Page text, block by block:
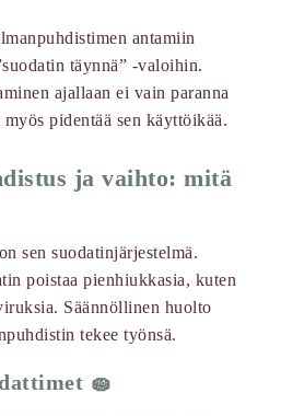
antamiin
täynnä” -valoihin.
ajallaan ei vain paranna
pidentää sen käyttöikää.
ja vaihto: mitä
sen suodatinjärjestelmä.
poistaa pienhiukkasia, kuten
Säännöllinen huolto
tekee työnsä.
🧽